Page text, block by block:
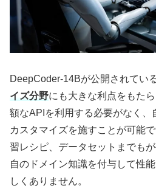
DeepCoder-14Bが公開されてい
イズ分野にも大きな利点をもた
額なAPIを利用する必要がなく、
カスタマイズを施すことが可能
習レシピ、データセットまでも
自のドメイン知識を付与して性
しくありません。